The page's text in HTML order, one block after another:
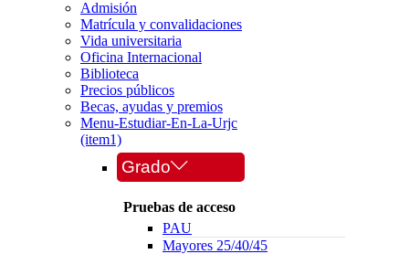
Admisión
Matrícula y convalidaciones
Vida universitaria
Oficina Internacional
Biblioteca
Precios públicos
Becas, ayudas y premios
Menu-Estudiar-En-La-Urjc
(item1)
Grado
Pruebas de acceso
PAU
Mayores 25/40/45